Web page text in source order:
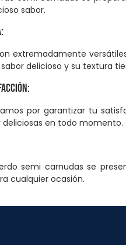
sabor.
extremadamente
delicioso y su textura
por garantizar tu
en todo momento.
semi carnudas se
cualquier ocasión.